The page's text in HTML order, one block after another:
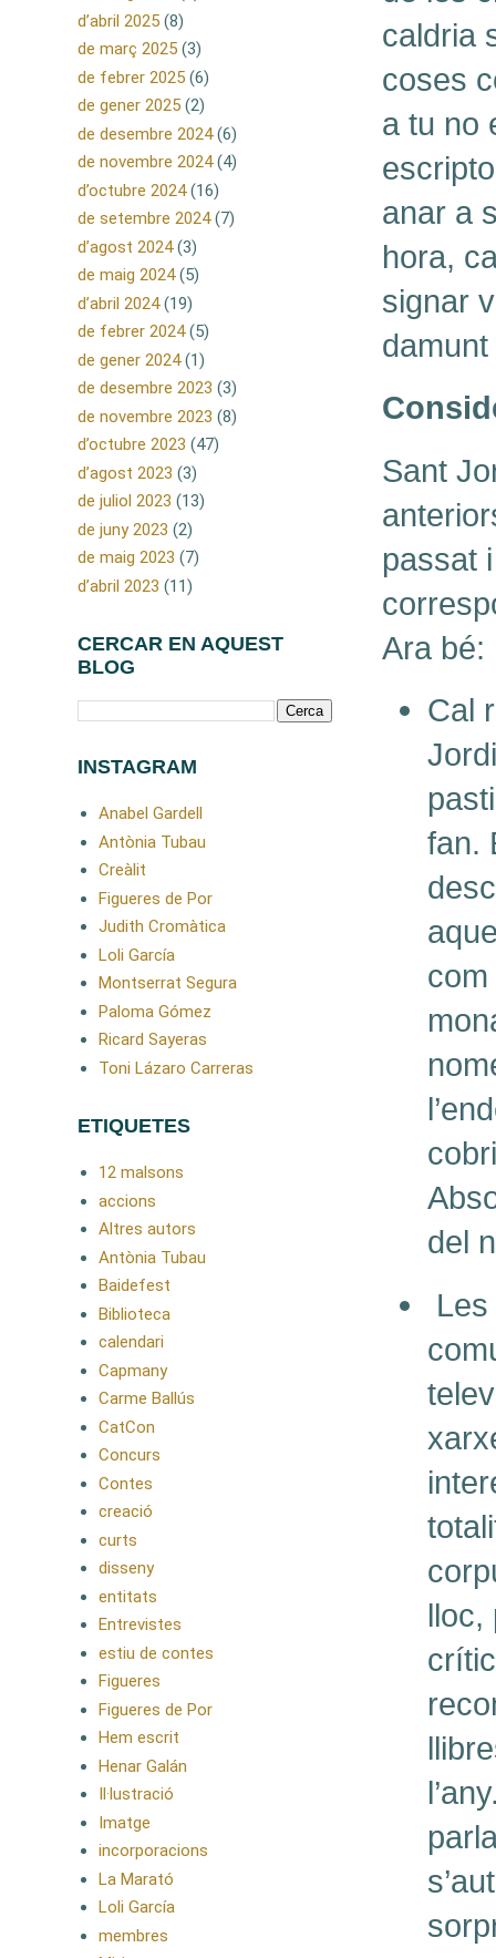
caldria
coses
a tu no
anar a
hora,
signar
damunt
Sant
passat
Ara bé:
Cal
fan.
del
lloc,
d’abril 2025 (8)
de març 2025 (3)
de febrer 2025 (6)
de gener 2025 (2)
de desembre 2024(6)
de novembre 2024(4)
d’octubre 2024(16)
de setembre 2024(7)
d’agost 2024(3)
de maig 2024(5)
d’abril 2024(19)
de febrer 2024(5)
de gener 2024(1)
de desembre 2023 (3)
de novembre 2023 (8)
d’octubre 2023 (47)
d’agost 2023 (3)
de juliol 2023 (13)
de juny 2023 (2)
de maig 2023 (7)
d’abril 2023 (11)
CERCAR EN AQUEST
BLOG
INSTAGRAM
Anabel Gardell
Antònia Tubau
Creàlit
Figueres de Por
Judith Cromàtica
Loli García
Montserrat Segura
Paloma Gómez
Ricard Sayeras
Toni Lázaro Carreras
ETIQUETES
12 malsons
accions
Altres autors
Antònia Tubau
Baidefest
Biblioteca
calendari
Capmany
Carme Ballús
CatCon
Concurs
Contes
creació
curts
disseny
entitats
Entrevistes
estiu de contes
Figueres
Figueres de Por
Hem escrit
Henar Galán
Il·lustració
Imatge
incorporacions
La Marató
Loli García
membres